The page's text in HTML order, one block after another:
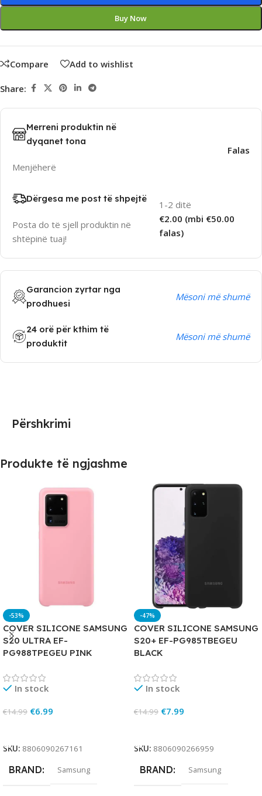
Buy Now
Compare Add to wishlist
Share:
Merreni produktin në
dyqanet tona
Menjëherë
Falas
Dërgesa me post të shpejtë
Posta do të sjell produktin në
shtëpinë tuaj!
1-2 ditë
€2.00 (mbi €50.00
falas)
Garancion zyrtar nga
prodhuesi
Mësoni më shumë
24 orë për kthim të
produktit
Mësoni më shumë
Përshkrimi
Produkte të ngjashme
-53%
COVER SILICONE SAMSUNG
S20 ULTRA EF-
PG988TPEGEU PINK
In stock
€14.99 €6.99
SKU: 8806090267161
BRAND Samsung
-47%
COVER SILICONE SAMSUNG
S20+ EF-PG985TBEGEU
BLACK
In stock
€14.99 €7.99
SKU: 8806090266959
BRAND Samsung